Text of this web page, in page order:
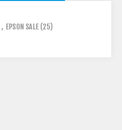
, EPSON SALE (25)